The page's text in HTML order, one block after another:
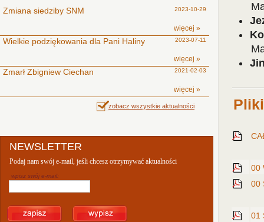
Zmiana siedziby SNM 2023-10-29
więcej »
Wielkie podziękowania dla Pani Haliny 2023-07-11
więcej »
Zmarł Zbigniew Ciechan 2021-02-03
więcej »
zobacz wszystkie aktualności
NEWSLETTER
Podaj nam swój e-mail, jeśli chcesz otrzymywać aktualności
wpisz swój e-mail:
00
00
01